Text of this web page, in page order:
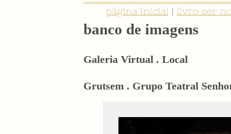
página inicial | livro ser
banco de imagens
Galeria Virtual . Local
Grutsem . Grupo Teatral